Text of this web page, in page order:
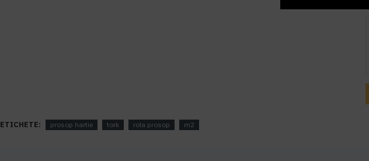
ETICHETE: prosop hartie tork rola prosop m2